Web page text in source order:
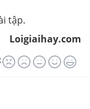
tập.
Loigiaihay.com